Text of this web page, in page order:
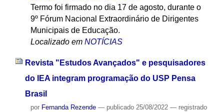
Termo foi firmado no dia 17 de agosto, durante o
9º Fórum Nacional Extraordinário de Dirigentes
Municipais de Educação.
Localizado em NOTÍCIAS
Revista "Estudos Avançados" e pesquisadores
do IEA integram programação do USP Pensa
Brasil
por Fernanda Rezende — publicado25/08/2022 — registrado